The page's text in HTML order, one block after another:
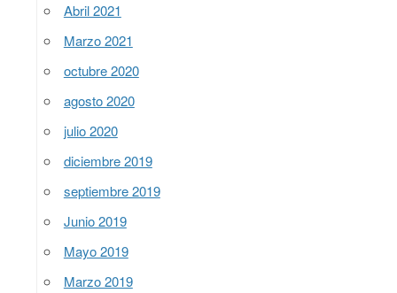
Abril 2021
Marzo 2021
octubre 2020
agosto 2020
julio 2020
diciembre 2019
septiembre 2019
Junio 2019
Mayo 2019
Marzo 2019